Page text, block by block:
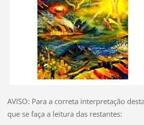
AVISO: Para a correta interpretação
que se faça a leitura das restantes: